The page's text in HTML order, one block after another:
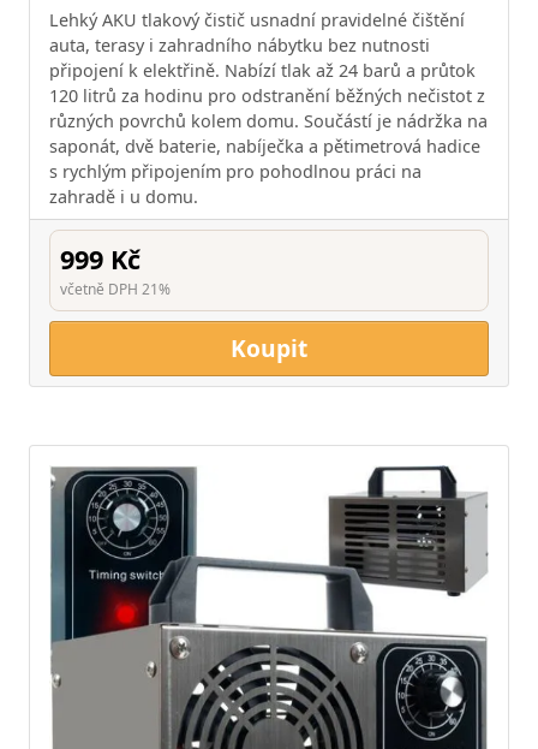
Lehký AKU tlakový čistič usnadní pravidelné čištění
auta, terasy i zahradního nábytku bez nutnosti
připojení k elektřině. Nabízí tlak až 24 barů a průtok
120 litrů za hodinu pro odstranění běžných nečistot z
různých povrchů kolem domu. Součástí je nádržka na
saponát, dvě baterie, nabíječka a pětimetrová hadice
s rychlým připojením pro pohodlnou práci na
zahradě i u domu.
999 Kč
včetně DPH 21%
Koupit